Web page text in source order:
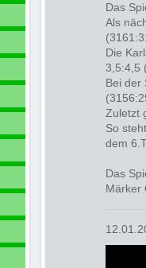
Das
Als
Die
3,5:4,5
Bei der
Zuletzt
So
dem
Das
Märker